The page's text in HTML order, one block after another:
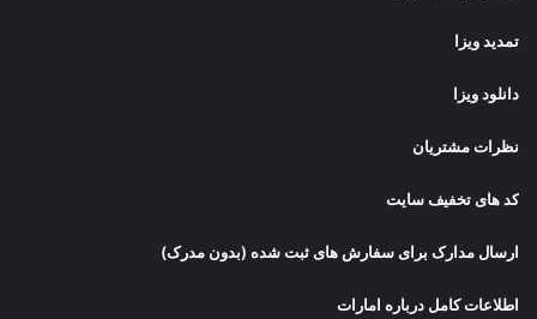
تمدید ویزا
دانلود ویزا
نظرات مشتریان
کد های تخفیف سایت
ارسال مدارک برای سفارش های ثبت شده (بدون مدرک)
اطلاعات کامل درباره امارات